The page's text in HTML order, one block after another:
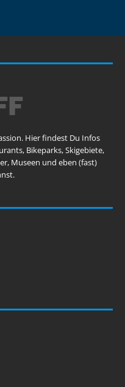
Hier findest Du Infos
Bikeparks, Skigebiete,
Museen und eben (fast)